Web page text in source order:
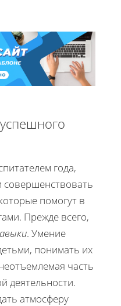
года,
совершенствовать
помогут в
Прежде всего,
. Умение
понимать их
часть
деятельности.
атмосферу